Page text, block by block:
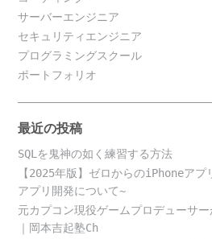
サーバーエンジニア
セキュリティエンジニア
プログラミングスクール
ポートフォリオ
最近の投稿
SQLを鬼神の如く練習する方法
【2025年版】ゼロからのiPhoneア
アプリ開発について~
元カプコン現役ゲームプロデューサ
｜岡本吉起塾Ch